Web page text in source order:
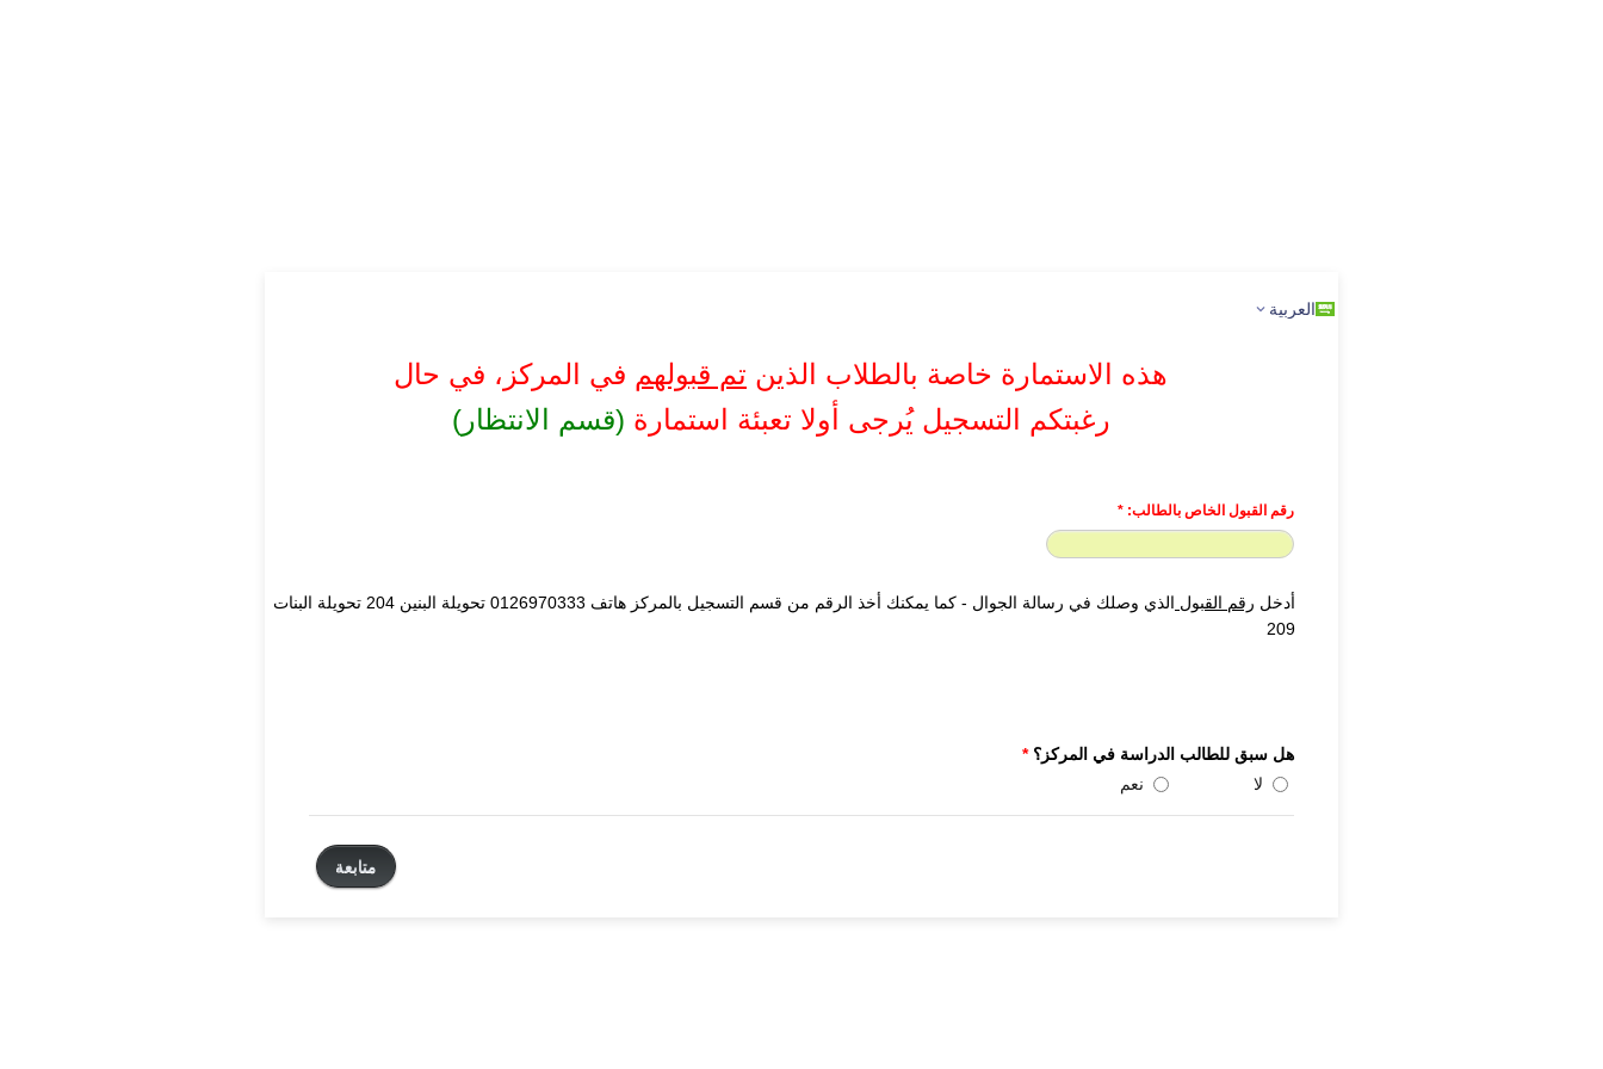
العربية
هذه الاستمارة خاصة بالطلاب الذين تم قبولهم في المركز، في حال
رغبتكم التسجيل يُرجى أولا تعبئة استمارة (قسم الانتظار)
رقم القبول الخاص بالطالب: *
أدخل رقم القبول
الذي وصلك في رسالة الجوال - كما يمكنك أخذ الرقم من قسم التسجيل بالمركز هاتف 0126970333 تحويلة البنين 204 تحويلة البنات
209
هل سبق للطالب الدراسة في المركز؟*
لا
نعم
متابعة